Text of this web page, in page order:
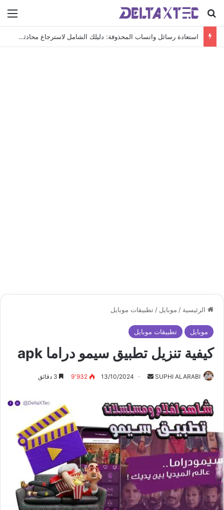
بحث عن
استعادة رسائل واتساب المحذوفة: دليلك الشامل لاسترجاع محادثاتك الهامة
الرئيسية / موبايل / تطبيقات موبايل
موبايل تطبيقات موبايل
كيفية تنزيل تطبيق سيمو دراما apk
SUPHI ALARABI
أرسل 13/10/2024 9٬932